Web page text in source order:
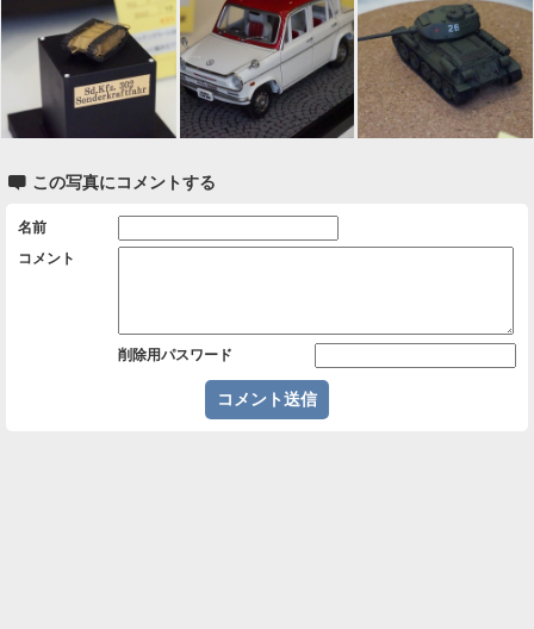
 この写真にコメントする
名前
コメント
削除用パスワード